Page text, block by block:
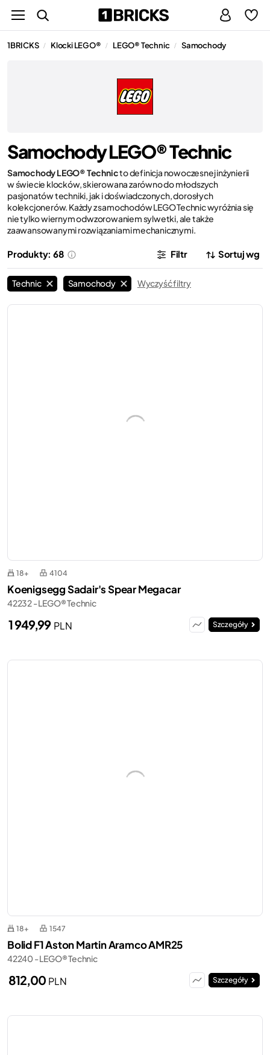
1BRICKS / Klocki LEGO® / LEGO® Technic / Samochody
Samochody LEGO® Technic
Samochody LEGO® Technicto definicja nowoczesnej inżynierii
w świecie klocków, skierowana zarówno do młodszych
pasjonatów techniki, jak i doświadczonych, dorosłych
kolekcjonerów. Każdy z samochodów LEGO Technic wyróżnia się
nie tylko wiernym odwzorowaniem sylwetki, ale także
zaawansowanymi rozwiązaniami mechanicznymi.
Produkty: 68 Filtr Sortuj wg
Technic Samochody Wyczyść filtry
18+ 4104
Koenigsegg Sadair's Spear Megacar
42232 - LEGO® Technic
1 949,99 PLN Szczegóły
18+ 1547
Bolid F1 Aston Martin Aramco AMR25
42240 - LEGO® Technic
812,00 PLN Szczegóły